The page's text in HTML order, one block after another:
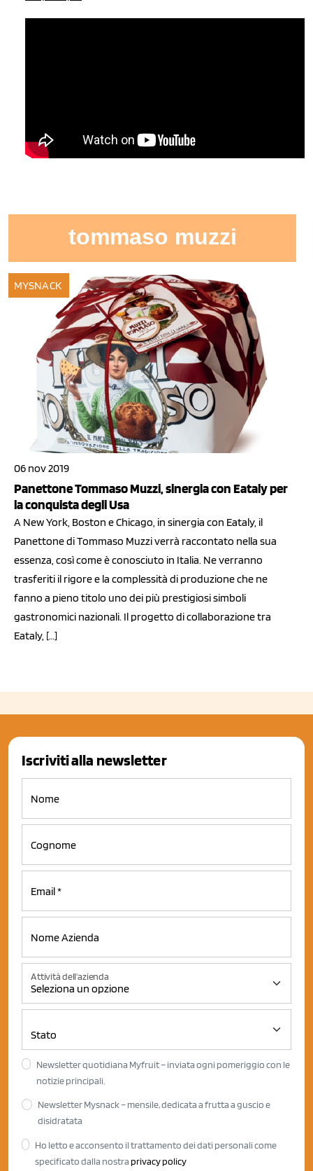
tommaso muzzi
MYSNACK
06 nov 2019
Panettone Tommaso Muzzi, sinergia con Eataly per
la conquista degli Usa
A New York, Boston e Chicago, in sinergia con Eataly, il
Panettone di Tommaso Muzzi verrà raccontato nella sua
essenza, così come è conosciuto in Italia. Ne verranno
trasferiti il rigore e la complessità di produzione che ne
fanno a pieno titolo uno dei più prestigiosi simboli
gastronomici nazionali. Il progetto di collaborazione tra
Eataly, […]
Iscriviti alla newsletter
Attività dell'azienda
Newsletter quotidiana Myfruit – inviata ogni pomeriggio con le
notizie principali.
Newsletter Mysnack – mensile, dedicata a frutta a guscio e
disidratata
Ho letto e acconsento il trattamento dei dati personali come
specificato dalla nostra privacy policy